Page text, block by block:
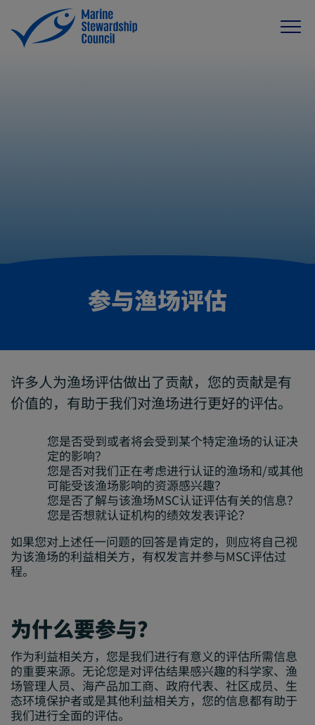
参与渔场评估
许多人为渔场评估做出了贡献，您的贡献是有
价值的，有助于我们对渔场进行更好的评估。
您是否受到或者将会受到某个特定渔场的认证决
定的影响？
您是否对我们正在考虑进行认证的渔场和/或其他
可能受该渔场影响的资源感兴趣？
您是否了解与该渔场MSC认证评估有关的信息？
您是否想就认证机构的绩效发表评论？
如果您对上述任一问题的回答是肯定的，则应将自己视
为该渔场的利益相关方，有权发言并参与MSC评估过
程。
为什么要参与？
作为利益相关方，您是我们进行有意义的评估所需信息
的重要来源。无论您是对评估结果感兴趣的科学家、渔
场管理人员、海产品加工商、政府代表、社区成员、生
态环境保护者或是其他利益相关方，您的信息都有助于
我们进行全面的评估。